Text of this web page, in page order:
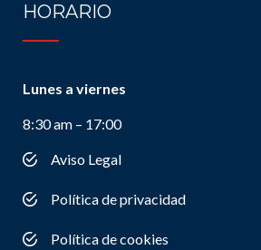
HORARIO
Lunes a viernes
8:30 am – 17:00
Aviso Legal
Política de privacidad
Política de cookies